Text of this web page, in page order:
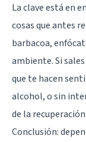
La clave está en
cosas que antes
barbacoa,
ambiente. Si
que te hacen
alcohol, o sin
de la recuperación.
Conclusión: